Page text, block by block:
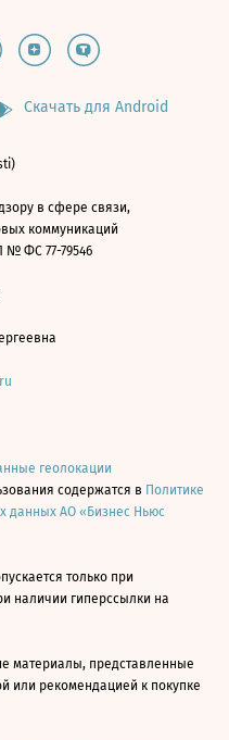
Скачать для Android
в сфере связи,
коммуникаций
№ ФС 77-79546
геолокации
содержатся в Политике
данных АО «Бизнес Ньюс
только при
наличии гиперссылки на
материалы, представленные
или рекомендацией к покупке